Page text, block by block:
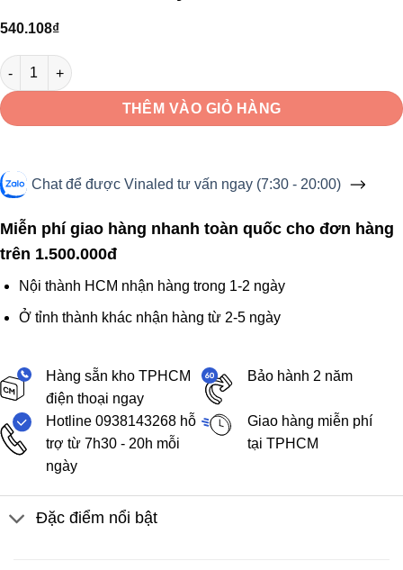
540.108₫
Đầu nối chữ X 4 dây RT4-X Vinaled số lượng
THÊM VÀO GIỎ HÀNG
Chat để được Vinaled tư vấn ngay (7:30 - 20:00)
Miễn phí giao hàng nhanh toàn quốc cho đơn hàng
trên 1.500.000đ
Nội thành HCM nhận hàng trong 1-2 ngày
Ở tỉnh thành khác nhận hàng từ 2-5 ngày
Hàng sẵn kho TPHCM
điện thoại ngay
Bảo hành 2 năm
Hotline 0938143268 hỗ
trợ từ 7h30 - 20h mỗi
ngày
Giao hàng miễn phí
tại TPHCM
Đặc điểm nổi bật